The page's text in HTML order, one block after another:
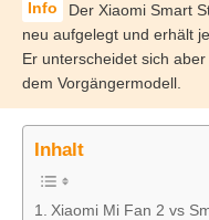
Der Xiaomi Smart
neu aufgelegt und erhält
Er unterscheidet sich
dem Vorgängermodell.
Inhalt
Xiaomi Mi Fan 2 vs